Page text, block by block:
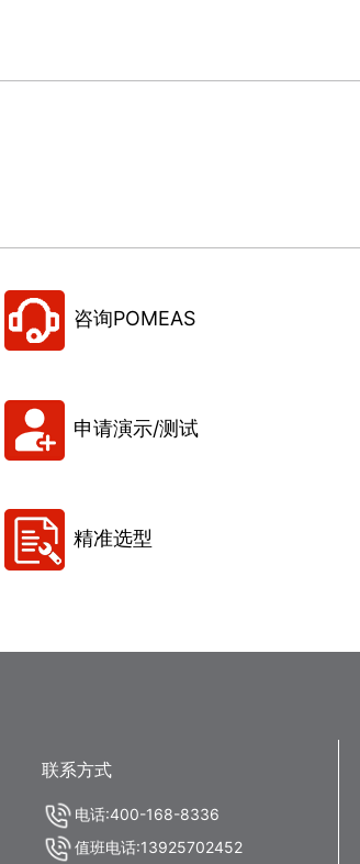
咨询POMEAS
申请演示/测试
精准选型
联系方式
电话:400-168-8336
值班电话:13925702452